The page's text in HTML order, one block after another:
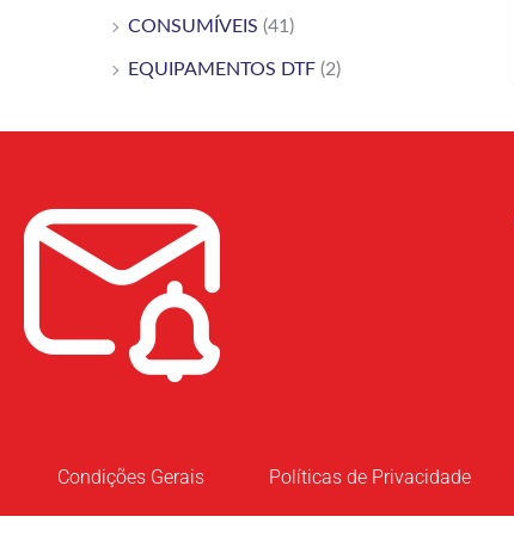
CONSUMÍVEIS (41)
EQUIPAMENTOS DTF (2)
Condições Gerais Políticas de Privacidade